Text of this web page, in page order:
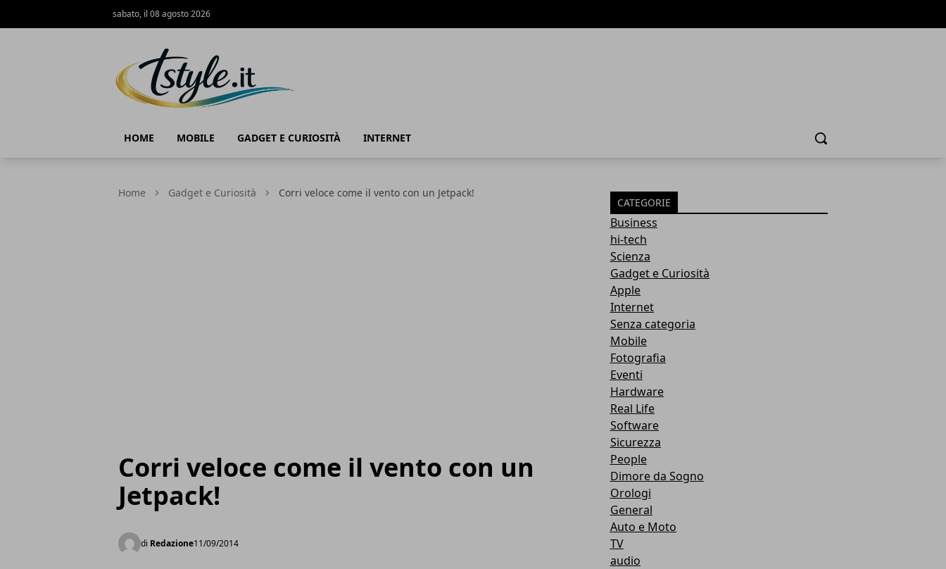
sabato, il 08 agosto 2026
HOME MOBILE GADGET E CURIOSITÀ INTERNET Cerca
Home Gadget e Curiosità Corri veloce come il vento con un Jetpack!
Corri veloce come il vento con un
Jetpack!
di Redazione11/09/2014
CATEGORIE
Business
hi-tech
Scienza
Gadget e Curiosità
Apple
Internet
Senza categoria
Mobile
Fotografia
Eventi
Hardware
Real Life
Software
Sicurezza
People
Dimore da Sogno
Orologi
General
Auto e Moto
TV
audio